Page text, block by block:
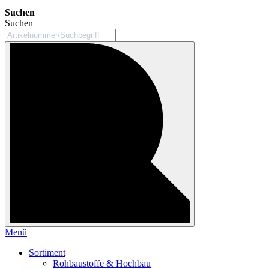
Suchen
Suchen
Menü
Sortiment
Rohbaustoffe & Hochbau